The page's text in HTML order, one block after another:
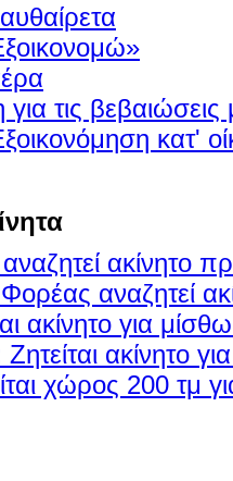
τις βεβαιώσεις
κατ'
ακίνητο
αναζητεί
ακίνητο για
ακίνητο
χώρος 200 τμ